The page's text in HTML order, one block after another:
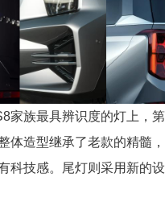
家族最具辨识度的灯上，
体造型继承了老款的精髓
科技感。尾灯则采用新的